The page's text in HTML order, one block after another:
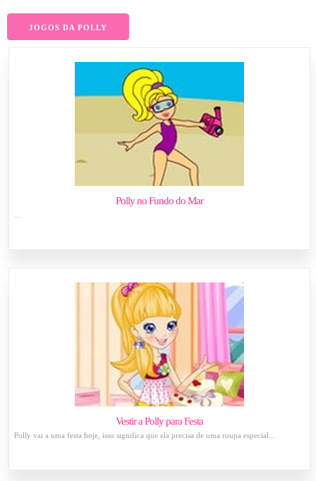
JOGOS DA POLLY
Polly no Fundo do Mar
Vestir a Polly para Festa
Polly vai a uma festa hoje, isso significa que ela precisa de uma roupa especial...